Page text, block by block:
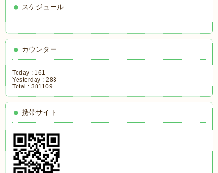
スケジュール
カウンター
Today : 161
Yesterday :283
Total :381109
携帯サイト